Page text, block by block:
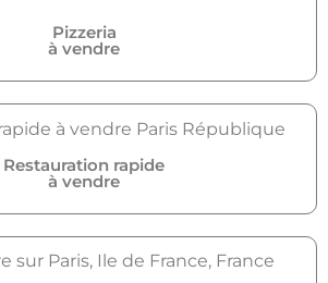
Pizzeria
à vendre
Restauration rapide
à vendre